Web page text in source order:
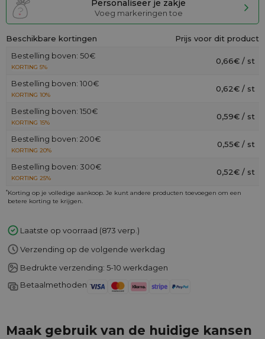
Personaliseer je zakje
Voeg markeringen toe
Beschikbare kortingen
Prijs voor dit product
Bestelling boven: 50€
KORTING 5%
0,66€ / st
Bestelling boven: 100€
KORTING 10%
0,62€ / st
Bestelling boven: 150€
KORTING 15%
0,59€ / st
Bestelling boven: 200€
KORTING 20%
0,55€ / st
Bestelling boven: 300€
KORTING 25%
0,52€ / st
*Korting op je volledige aankoop. Je kunt andere producten toevoegen om een
betere korting te krijgen.
Laatste op voorraad (873 verp.)
Verzending op de volgende werkdag
Bedrukte verzending: 5-10 werkdagen
Betaalmethoden
Maak gebruik van de huidige kansen